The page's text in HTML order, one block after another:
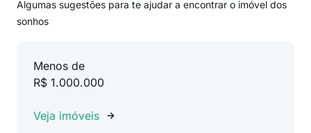
Algumas sugestões para te ajudar a encontrar o imóvel dos
sonhos
Menos de
R$ 1.000.000
Veja imóveis